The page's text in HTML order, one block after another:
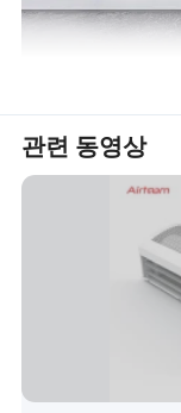
관련 동영상